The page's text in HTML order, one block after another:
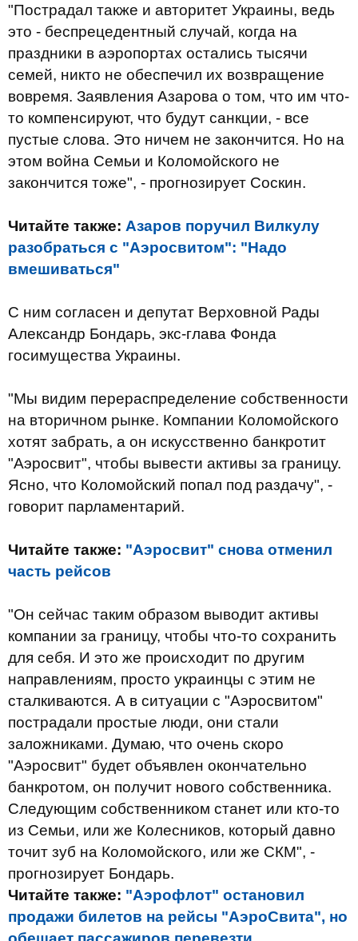
"Пострадал также и авторитет Украины, ведь
это - беспрецедентный случай, когда на
праздники в аэропортах остались тысячи
семей, никто не обеспечил их возвращение
вовремя. Заявления Азарова о том, что им что-
то компенсируют, что будут санкции, - все
пустые слова. Это ничем не закончится. Но на
этом война Семьи и Коломойского не
закончится тоже", - прогнозирует Соскин.
Читайте также: Азаров поручил Вилкулу
разобраться с "Аэросвитом": "Надо
вмешиваться"
С ним согласен и депутат Верховной Рады
Александр Бондарь, экс-глава Фонда
госимущества Украины.
"Мы видим перераспределение собственности
на вторичном рынке. Компании Коломойского
хотят забрать, а он искусственно банкротит
"Аэросвит", чтобы вывести активы за границу.
Ясно, что Коломойский попал под раздачу", -
говорит парламентарий.
Читайте также: "Аэросвит" снова отменил
часть рейсов
"Он сейчас таким образом выводит активы
компании за границу, чтобы что-то сохранить
для себя. И это же происходит по другим
направлениям, просто украинцы с этим не
сталкиваются. А в ситуации с "Аэросвитом"
пострадали простые люди, они стали
заложниками. Думаю, что очень скоро
"Аэросвит" будет объявлен окончательно
банкротом, он получит нового собственника.
Следующим собственником станет или кто-то
из Семьи, или же Колесников, который давно
точит зуб на Коломойского, или же СКМ", -
прогнозирует Бондарь.
Читайте также: "Аэрофлот" остановил
продажи билетов на рейсы "АэроСвита", но